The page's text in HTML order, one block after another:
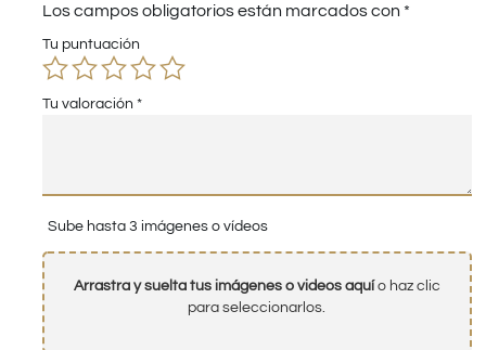
Los campos obligatorios están marcados con *
Tu puntuación
Tu valoración *
Sube hasta 3 imágenes o vídeos
Arrastra y suelta tus imágenes o videos aquío haz clic
para seleccionarlos.